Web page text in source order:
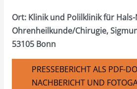
Ort: Klinik und Polilklinik für Hals-
Ohrenheilkunde/Chirugie,
53105 Bonn
PRESSEBERICHT ALS PDF-
NACHBERICHT UND